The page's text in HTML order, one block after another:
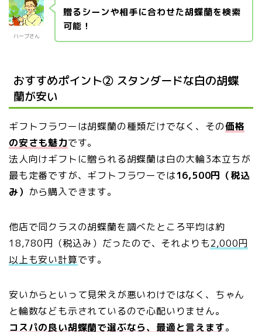
ハーブさん
贈るシーンや相手に合わせた胡蝶蘭を検索
可能！
おすすめポイント② スタンダードな白の胡蝶
蘭が安い
ギフトフラワーは胡蝶蘭の種類だけでなく、その価格
の安さも魅力です。
法人向けギフトに贈られる胡蝶蘭は白の大輪3本立ちが
最も定番ですが、ギフトフラワーでは16,500円（税込
み） から購入できます。
他店で同クラスの胡蝶蘭を調べたところ平均は約
18,780円（税込み）だったので、それよりも2,000円
以上も安い計算です。
安いからといって見栄えが悪いわけではなく、ちゃん
と輪数なども示されているので心配いりません。
コスパの良い胡蝶蘭で選ぶなら、最適と言えます。